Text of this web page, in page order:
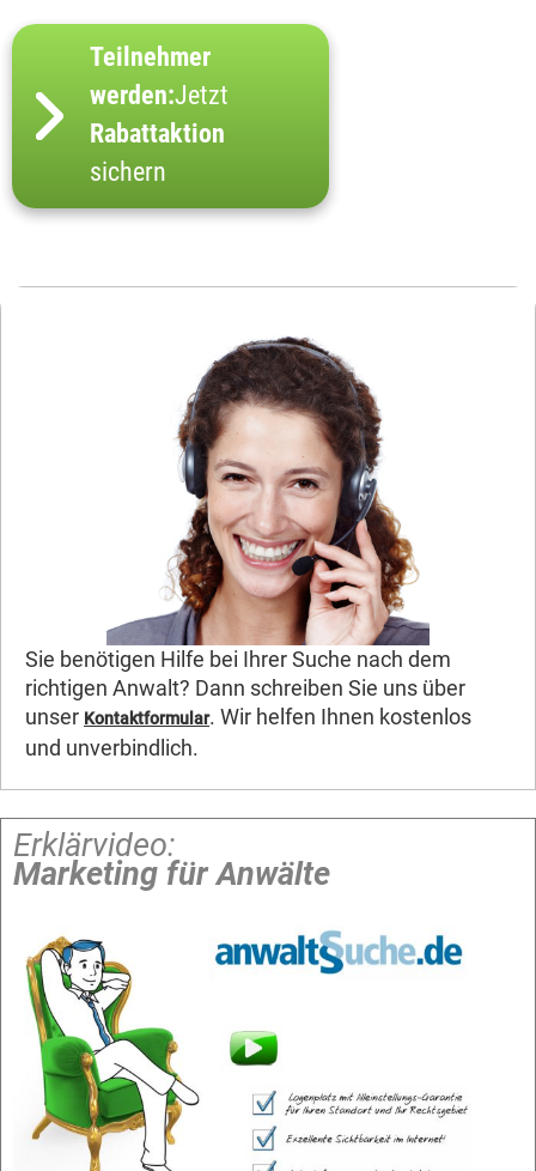
Teilnehmer
werden:Jetzt
Rabattaktion
sichern
Sie benötigen Hilfe bei Ihrer Suche nach dem
richtigen Anwalt? Dann schreiben Sie uns über
unser Kontaktformular. Wir helfen Ihnen kostenlos
und unverbindlich.
Erklärvideo:
Marketing für Anwälte